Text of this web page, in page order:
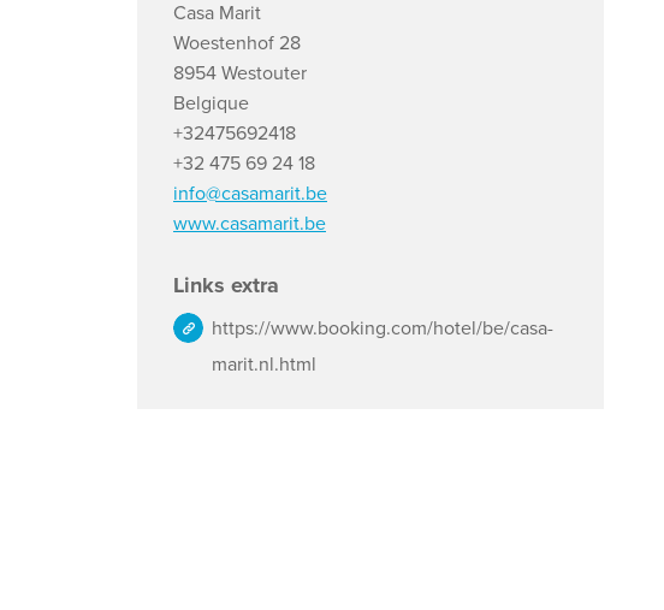
Casa Marit
Woestenhof 28
8954 Westouter
Belgique
+32475692418
+32 475 69 24 18
info@casamarit.be
www.casamarit.be
Links extra
https://www.booking.com/hotel/be/casa-
marit.nl.html